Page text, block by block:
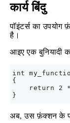
कार्य बिंदु
पॉइंटर्स का
है।
आइए एक बुनियादी
int
{
return 2
अब, उस फ़ंक्शन के